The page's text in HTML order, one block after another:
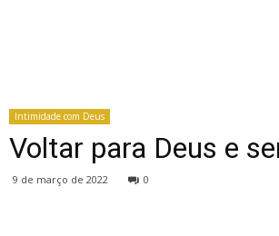
Intimidade com Deus
Voltar para Deus e
9 de março de 2022 0